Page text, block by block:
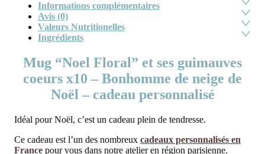
Informations complémentaires
Avis (0)
Valeurs Nutritionelles
Ingrédients
Mug “Noel Floral” et ses guimauves
coeurs x10 – Bonhomme de neige de
Noël – cadeau personnalisé
Idéal pour Noël, c’est un cadeau plein de tendresse.
Ce cadeau est l’un des nombreux cadeaux personnalisés en
France pour vous dans notre atelier en région parisienne.